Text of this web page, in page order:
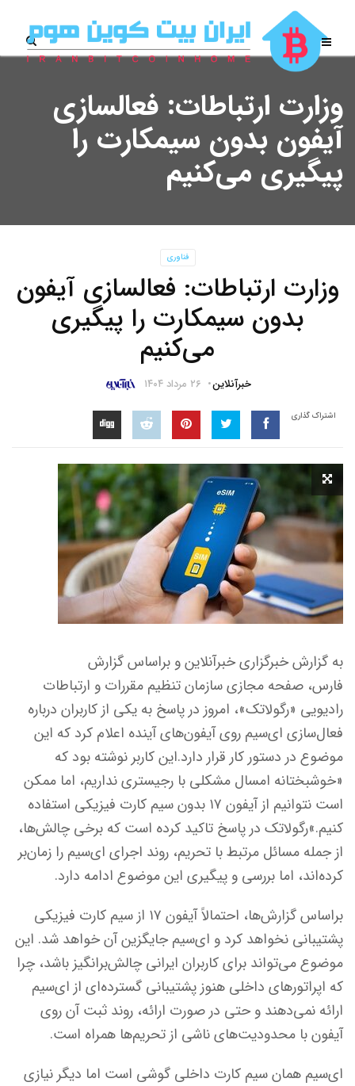
وزارت ارتباطات: فعالسازی
آیفون‌ بدون سیمکارت را
پیگیری می‌کنیم
فناوری
وزارت ارتباطات: فعالسازی آیفون‌
بدون سیمکارت را پیگیری
می‌کنیم
خبرآنلاین ۲۶ مرداد ۱۴۰۴
اشتراک گذاری
به گزارش خبرگزاری خبرآنلاین و براساس گزارش
فارس، صفحه مجازی سازمان تنظیم مقررات و ارتباطات
رادیویی «رگولاتک»، امروز در پاسخ به یکی از کاربران درباره
فعال‌سازی ای‌سیم روی آیفون‌های آینده اعلام کرد که این
موضوع در دستور کار قرار دارد.این کاربر نوشته بود که
«خوشبختانه امسال مشکلی با رجیستری نداریم، اما ممکن
است نتوانیم از آیفون ۱۷ بدون سیم کارت فیزیکی استفاده
کنیم.»رگولاتک در پاسخ تاکید کرده است که برخی چالش‌ها،
از جمله مسائل مرتبط با تحریم، روند اجرای ای‌سیم را زمان‌بر
کرده‌اند، اما بررسی و پیگیری این موضوع ادامه دارد.
براساس گزارش‌ها، احتمالاً آیفون ۱۷ از سیم کارت فیزیکی
پشتیبانی نخواهد کرد و ای‌سیم جایگزین آن خواهد شد. این
موضوع می‌تواند برای کاربران ایرانی چالش‌برانگیز باشد، چرا
که اپراتورهای داخلی هنوز پشتیبانی گسترده‌ای از ای‌سیم
ارائه نمی‌دهند و حتی در صورت ارائه، روند ثبت آن روی
آیفون با محدودیت‌های ناشی از تحریم‌ها همراه است.
ای‌سیم همان سیم کارت داخلی گوشی است اما دیگر نیازی